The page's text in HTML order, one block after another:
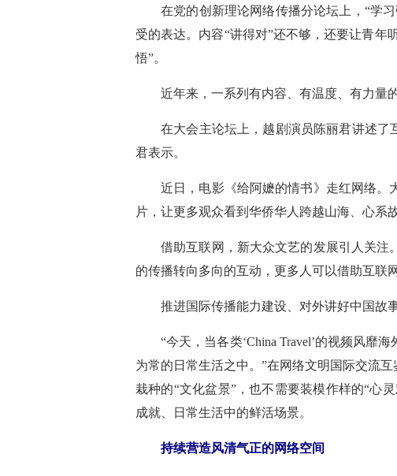
在党的创新理论网络传播分论坛上，“学
受的表达。内容“讲得对”还不够，还要让青年
悟”。
近年来，一系列有内容、有温度、有力量
在大会主论坛上，越剧演员陈丽君讲述了
君表示。
近日，电影《给阿嬷的情书》走红网络
片，让更多观众看到华侨华人跨越山海、心系
借助互联网，新大众文艺的发展引人关注
的传播转向多向的互动，更多人可以借助互联
推进国际传播能力建设、对外讲好中国故
“今天，当各类‘China Travel’的视频风靡
为常的日常生活之中。”在网络文明国际交流
栽种的“文化盆景”，也不需要装模作样的“心
成就、日常生活中的鲜活场景。
持续营造风清气正的网络空间